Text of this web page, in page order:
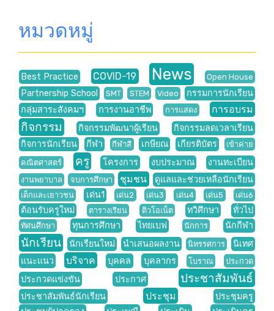
หมวดหมู่
Best Practice COVID-19 News Open House
Partnership School SMT STEM Video
กรรมการนักเรียน
กลุ่มสาระสังคมฯ
การงานอาชีพ การแสดง การอบรม
กิจกรรม กิจกรรมพัฒนาผู้เรียน
กิจกรรมลดเวลาเรียน
กิจการนักเรียน
กีฬา กีฬาสี เกษียณ เกียรติบัตร
เข้าค่าย
คณิตศาสตร์
ครู โครงการ งบประมาณ งานทะเบียน
งานพยาบาล จบการศึกษา ชุมชน ดูแลและช่วยเหลือนักเรียน
เด็กและเยาวชน เด่น1 เด่น2 เด่น3 เด่น4 เด่น5 เด่น6
ต้อนรับครูใหม่ ตารางเรียน ติวโอเน็ต ทวิศึกษา ทั่วไป
ทัศนศึกษา ทุนการศึกษา ไทยเบฟ นักการ นักกีฬา
นักเรียน นักเรียนใหม่ นำเสนอผลงาน นิทรรศการ
นิเทศ
แนะแนว
บริจาค บุคคล บุคลากร โบราณ ประกวด
ประกวดแข่งขัน ประกาศ ประชาสัมพันธ์
ประชาสัมพันธ์นักเรียน ประชุม
ประชุมครู